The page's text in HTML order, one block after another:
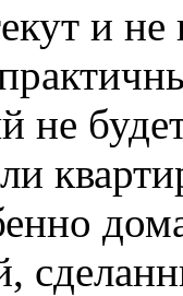
и не
не